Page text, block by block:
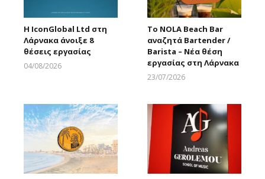
Η IconGlobal Ltd στη
Λάρνακα άνοιξε 8
θέσεις εργασίας
04/08/2026
Το NOLA Beach Bar
αναζητά Bartender /
Barista – Νέα θέση
εργασίας στη Λάρνακα
23/07/2026